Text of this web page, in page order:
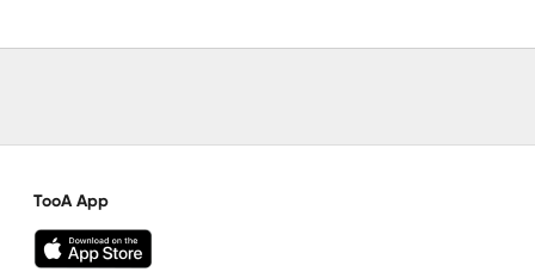
TooA App